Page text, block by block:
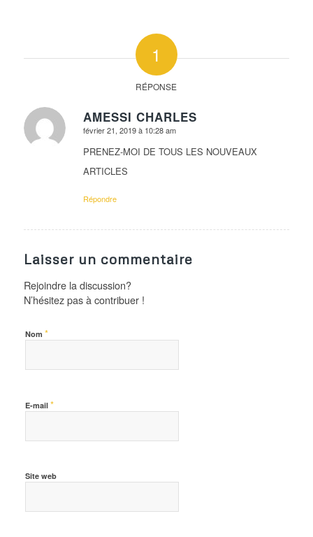
1
RÉPONSE
AMESSI CHARLES
dit
février 21, 2019 à 10:28 am
PRENEZ-MOI DE TOUS LES NOUVEAUX
ARTICLES
Répondre
Laisser un commentaire
Rejoindre la discussion?
N’hésitez pas à contribuer !
Nom *
E-mail *
Site web